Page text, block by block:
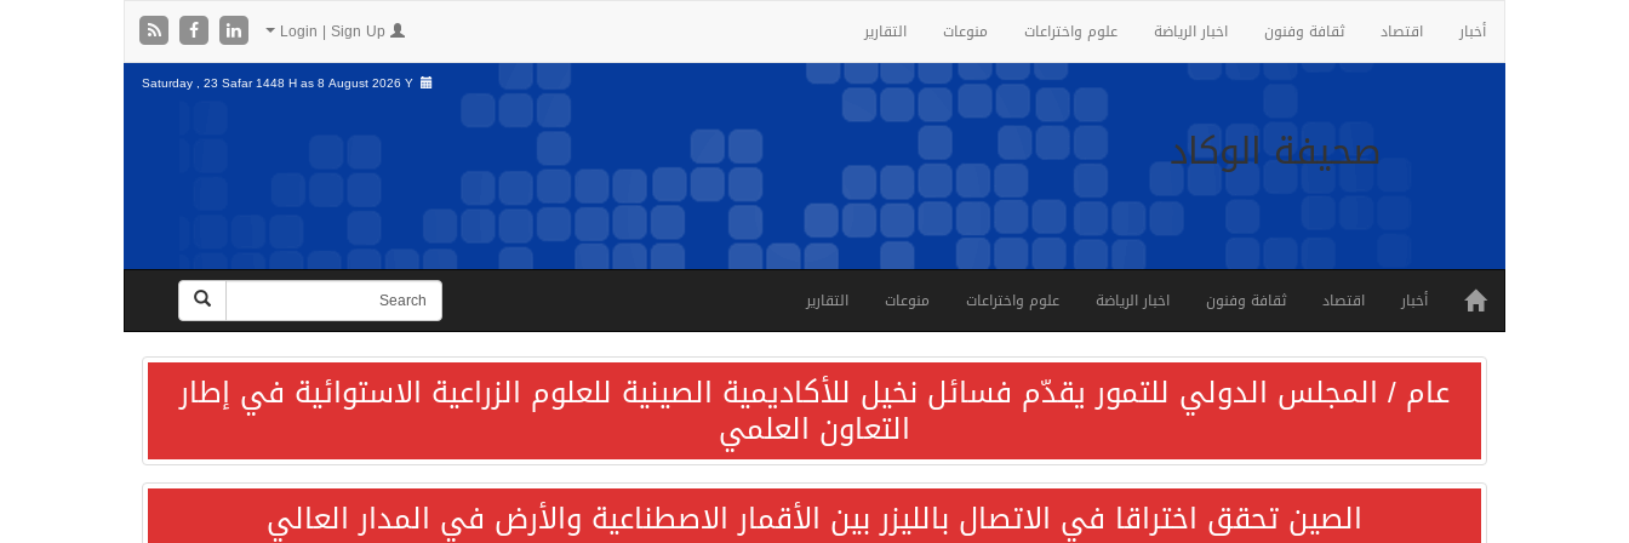
أخبار اقتصاد ثقافة وفنون اخبار الرياضة علوم واختراعات منوعات التقارير
صحيفة الوكاد
Saturday , 23 Safar 1448 H as8 August 2026 Y
أخبار اقتصاد ثقافة وفنون اخبار الرياضة علوم واختراعات منوعات التقارير
عام / المجلس الدولي للتمور يقدّم فسائل نخيل للأكاديمية الصينية للعلوم الزراعية الاستوائية في إطار
التعاون العلمي
الصين تحقق اختراقا في الاتصال بالليزر بين الأقمار الاصطناعية والأرض في المدار العالي